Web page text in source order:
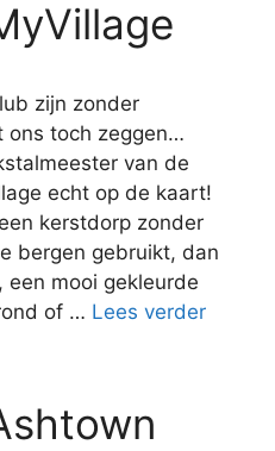
zijn zonder
ons toch zeggen…
van de
echt op de kaart!
kerstdorp zonder
bergen gebruikt, dan
een mooi gekleurde
of … Lees verder